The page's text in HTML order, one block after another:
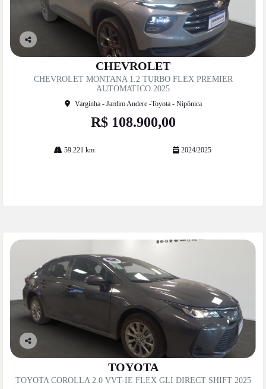
Co
CHEVROLET
CHEVROLET MONTANA 1.2 TURBO FLEX PREMIER
AUTOMATICO 2025
Varginha - Jardim Andere -Toyota - Nipônica
R$ 108.900,00
59.221 km 2024/2025
Co
he
TOYOTA
TOYOTA COROLLA 2.0 VVT-IE FLEX GLI DIRECT SHIFT 2025